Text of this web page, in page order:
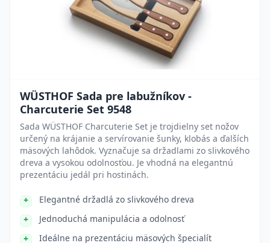
WÜSTHOF Sada pre labužníkov -
Charcuterie Set 9548
Sada WÜSTHOF Charcuterie Set je trojdielny set nožov
určený na krájanie a servírovanie šunky, klobás a ďalších
mäsových lahôdok. Vyznačuje sa držadlami zo slivkového
dreva a vysokou odolnosťou. Je vhodná na elegantnú
prezentáciu jedál pri hostinách.
Elegantné držadlá zo slivkového dreva
Jednoduchá manipulácia a odolnosť
Ideálne na prezentáciu mäsových špecialít